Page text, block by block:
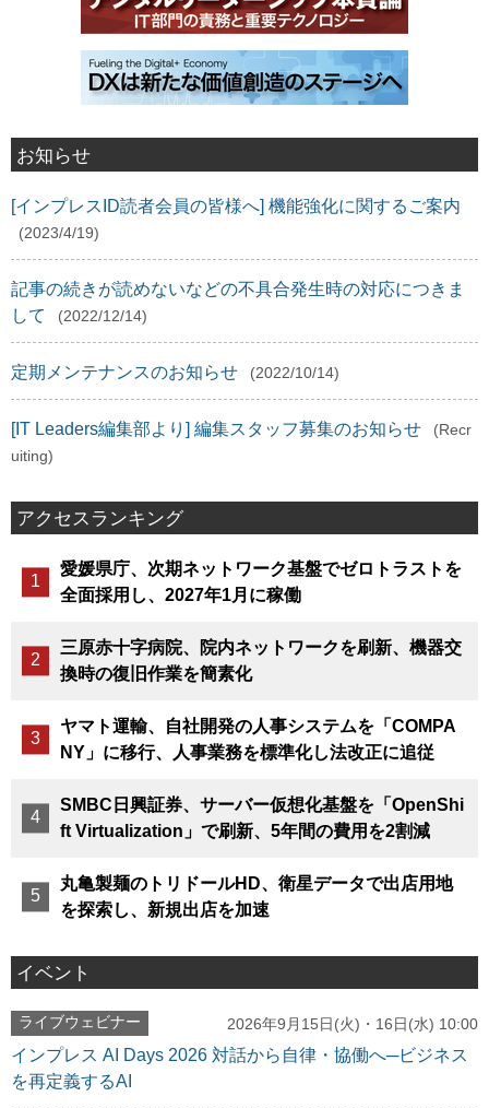
お知らせ
[インプレスID読者会員の皆様へ] 機能強化に関するご案内
(2023/4/19)
記事の続きが読めないなどの不具合発生時の対応につきま
して
(2022/12/14)
定期メンテナンスのお知らせ (2022/10/14)
[IT Leaders編集部より] 編集スタッフ募集のお知らせ
(Recr
uiting)
アクセスランキング
愛媛県庁、次期ネットワーク基盤でゼロトラストを
全面採用し、2027年1月に稼働
三原赤十字病院、院内ネットワークを刷新、機器交
換時の復旧作業を簡素化
ヤマト運輸、自社開発の人事システムを「COMPA
NY」に移行、人事業務を標準化し法改正に追従
SMBC日興証券、サーバー仮想化基盤を「OpenShi
ft Virtualization」で刷新、5年間の費用を2割減
丸亀製麺のトリドールHD、衛星データで出店用地
を探索し、新規出店を加速
イベント
ライブウェビナー 2026年9月15日(火)・16日(水) 10:00
インプレス AI Days 2026 対話から自律・協働へ─ビジネス
を再定義するAI